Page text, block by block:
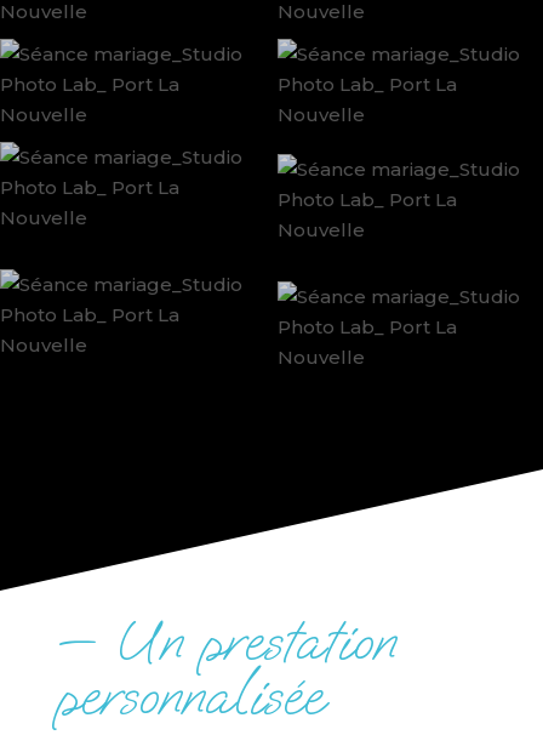
— Un prestation
personnalisée